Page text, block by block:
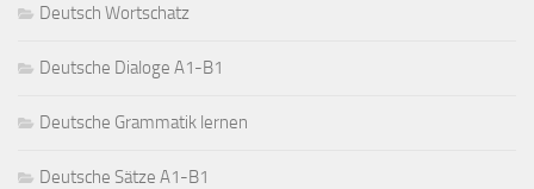
Deutsch Wortschatz
Deutsche Dialoge A1-B1
Deutsche Grammatik lernen
Deutsche Sätze A1-B1